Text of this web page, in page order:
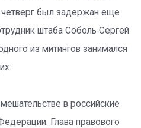
был задержан еще
штаба Соболь Сергей
из митингов занимался
в российские
Глава правового